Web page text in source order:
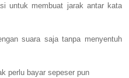
untuk membuat jarak antar kata
suara saja tanpa menyentuh
perlu bayar sepeser pun